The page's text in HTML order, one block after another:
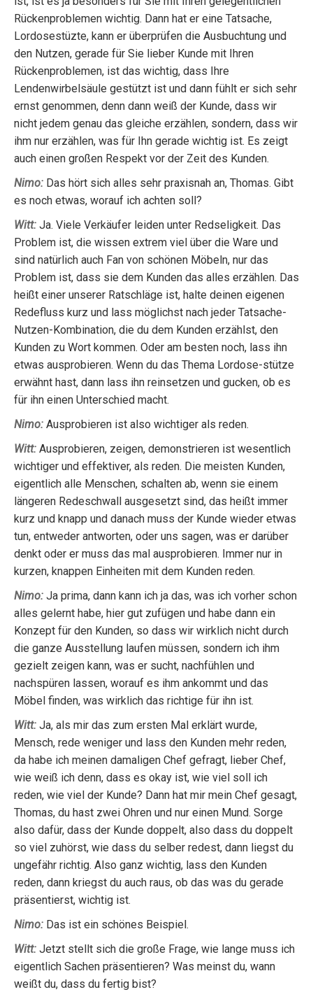
Rückenproblemen wichtig. Dann hat er eine Tatsache,
Lordosestüzte, kann er überprüfen die Ausbuchtung und
den Nutzen, gerade für Sie lieber Kunde mit Ihren
Rückenproblemen, ist das wichtig, dass Ihre
Lendenwirbelsäule gestützt ist und dann fühlt er sich sehr
ernst genommen, denn dann weiß der Kunde, dass wir
nicht jedem genau das gleiche erzählen, sondern, dass wir
ihm nur erzählen, was für Ihn gerade wichtig ist. Es zeigt
auch einen großen Respekt vor der Zeit des Kunden.
Nimo: Das hört sich alles sehr praxisnah an, Thomas. Gibt
es noch etwas, worauf ich achten soll?
Witt: Ja. Viele Verkäufer leiden unter Redseligkeit. Das
Problem ist, die wissen extrem viel über die Ware und
sind natürlich auch Fan von schönen Möbeln, nur das
Problem ist, dass sie dem Kunden das alles erzählen. Das
heißt einer unserer Ratschläge ist, halte deinen eigenen
Redefluss kurz und lass möglichst nach jeder Tatsache-
Nutzen-Kombination, die du dem Kunden erzählst, den
Kunden zu Wort kommen. Oder am besten noch, lass ihn
etwas ausprobieren. Wenn du das Thema Lordose-stütze
erwähnt hast, dann lass ihn reinsetzen und gucken, ob es
für ihn einen Unterschied macht.
Nimo: Ausprobieren ist also wichtiger als reden.
Witt: Ausprobieren, zeigen, demonstrieren ist wesentlich
wichtiger und effektiver, als reden. Die meisten Kunden,
eigentlich alle Menschen, schalten ab, wenn sie einem
längeren Redeschwall ausgesetzt sind, das heißt immer
kurz und knapp und danach muss der Kunde wieder etwas
tun, entweder antworten, oder uns sagen, was er darüber
denkt oder er muss das mal ausprobieren. Immer nur in
kurzen, knappen Einheiten mit dem Kunden reden.
Nimo: Ja prima, dann kann ich ja das, was ich vorher schon
alles gelernt habe, hier gut zufügen und habe dann ein
Konzept für den Kunden, so dass wir wirklich nicht durch
die ganze Ausstellung laufen müssen, sondern ich ihm
gezielt zeigen kann, was er sucht, nachfühlen und
nachspüren lassen, worauf es ihm ankommt und das
Möbel finden, was wirklich das richtige für ihn ist.
Witt: Ja, als mir das zum ersten Mal erklärt wurde,
Mensch, rede weniger und lass den Kunden mehr reden,
da habe ich meinen damaligen Chef gefragt, lieber Chef,
wie weiß ich denn, dass es okay ist, wie viel soll ich
reden, wie viel der Kunde? Dann hat mir mein Chef gesagt,
Thomas, du hast zwei Ohren und nur einen Mund. Sorge
also dafür, dass der Kunde doppelt, also dass du doppelt
so viel zuhörst, wie dass du selber redest, dann liegst du
ungefähr richtig. Also ganz wichtig, lass den Kunden
reden, dann kriegst du auch raus, ob das was du gerade
präsentierst, wichtig ist.
Nimo: Das ist ein schönes Beispiel.
Witt: Jetzt stellt sich die große Frage, wie lange muss ich
eigentlich Sachen präsentieren? Was meinst du, wann
weißt du, dass du fertig bist?